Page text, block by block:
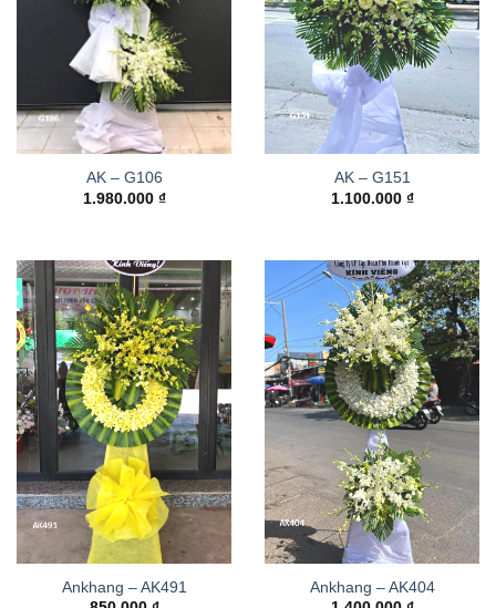
AK – G106
1.980.000 ₫
AK – G151
1.100.000 ₫
Ankhang – AK491
Ankhang – AK404